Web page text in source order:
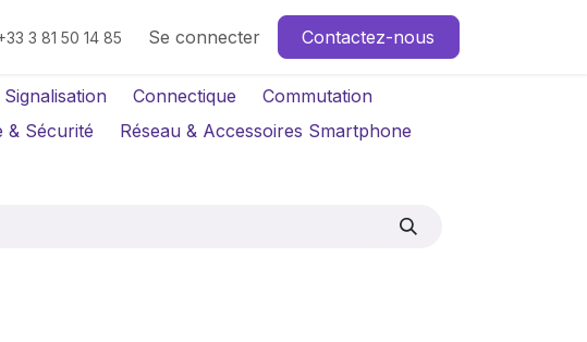
3 81 50 14 85 Se connecter Contactez-nous
Connectique
Commutation
& Sécurité
Réseau & Accessoires Smartphone